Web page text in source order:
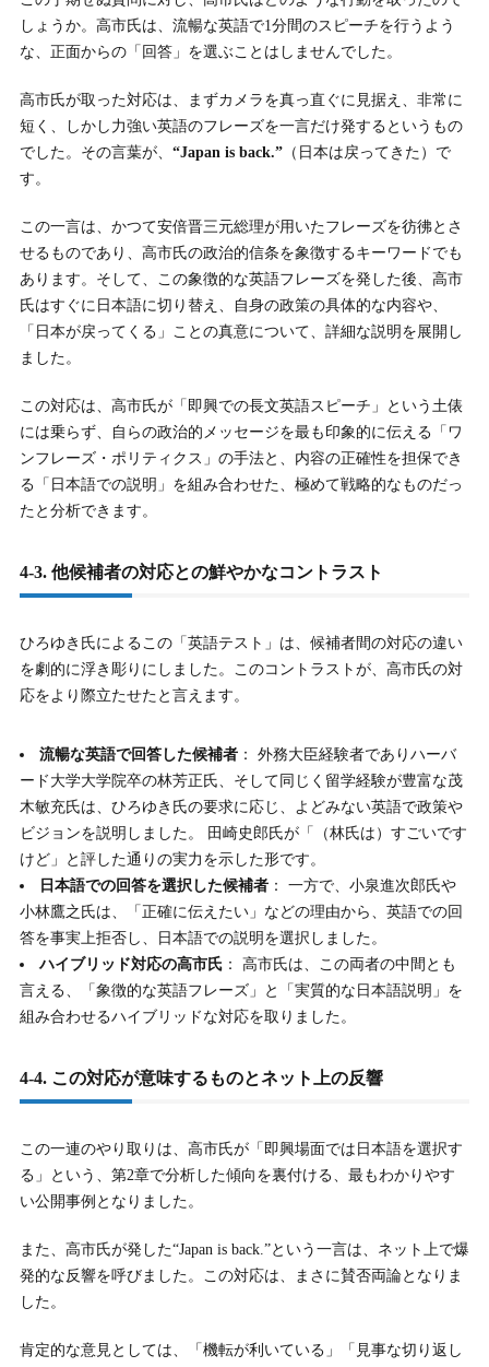
しょうか。高市氏は、流暢な英語で1分間のスピーチを行うよう
な、正面からの「回答」を選ぶことはしませんでした。
高市氏が取った対応は、まずカメラを真っ直ぐに見据え、非常に
短く、しかし力強い英語のフレーズを一言だけ発するというもの
でした。その言葉が、 “Japan is back.”（日本は戻ってきた）で
す。
この一言は、かつて安倍晋三元総理が用いたフレーズを彷彿とさ
せるものであり、高市氏の政治的信条を象徴するキーワードでも
あります。そして、この象徴的な英語フレーズを発した後、高市
氏はすぐに日本語に切り替え、自身の政策の具体的な内容や、
「日本が戻ってくる」ことの真意について、詳細な説明を展開し
ました。
この対応は、高市氏が「即興での長文英語スピーチ」という土俵
には乗らず、自らの政治的メッセージを最も印象的に伝える「ワ
ンフレーズ・ポリティクス」の手法と、内容の正確性を担保でき
る「日本語での説明」を組み合わせた、極めて戦略的なものだっ
たと分析できます。
4-3. 他候補者の対応との鮮やかなコントラスト
ひろゆき氏によるこの「英語テスト」は、候補者間の対応の違い
を劇的に浮き彫りにしました。このコントラストが、高市氏の対
応をより際立たせたと言えます。
流暢な英語で回答した候補者 ： 外務大臣経験者でありハーバ
ード大学大学院卒の林芳正氏、そして同じく留学経験が豊富な茂
木敏充氏は、ひろゆき氏の要求に応じ、よどみない英語で政策や
ビジョンを説明しました。 田崎史郎氏が「（林氏は）すごいです
けど」と評した通りの実力を示した形です。
日本語での回答を選択した候補者 ： 一方で、小泉進次郎氏や
小林鷹之氏は、「正確に伝えたい」などの理由から、英語での回
答を事実上拒否し、日本語での説明を選択しました。
ハイブリッド対応の高市氏 ： 高市氏は、この両者の中間とも
言える、「象徴的な英語フレーズ」と「実質的な日本語説明」を
組み合わせるハイブリッドな対応を取りました。
4-4. この対応が意味するものとネット上の反響
この一連のやり取りは、高市氏が「即興場面では日本語を選択す
る」という、第2章で分析した傾向を裏付ける、最もわかりやす
い公開事例となりました。
また、高市氏が発した“Japan is back.”という一言は、ネット上で爆
発的な反響を呼びました。この対応は、まさに賛否両論となりま
した。
肯定的な意見としては、「機転が利いている」「見事な切り返し